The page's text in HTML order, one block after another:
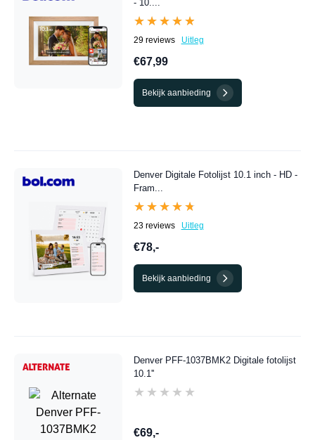
- 10....
★★★★★
★★★★★
29 reviews Uitleg
€67,99
Bekijk aanbieding
Denver Digitale Fotolijst 10.1 inch - HD -
Fram...
★★★★★
★★★★★
23 reviews Uitleg
€78,-
Bekijk aanbieding
Denver PFF-1037BMK2 Digitale fotolijst
10.1''
★★★★★
★★★★★
€69,-